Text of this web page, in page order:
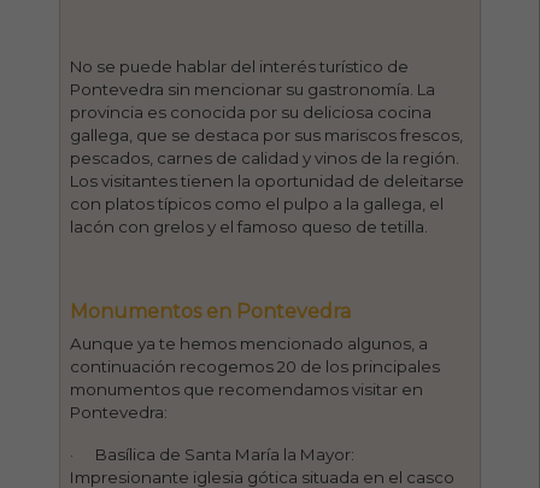
No se puede hablar del interés turístico de
Pontevedra sin mencionar su gastronomía. La
provincia es conocida por su deliciosa cocina
gallega, que se destaca por sus mariscos frescos,
pescados, carnes de calidad y vinos de la región.
Los visitantes tienen la oportunidad de deleitarse
con platos típicos como el pulpo a la gallega, el
lacón con grelos y el famoso queso de tetilla.
Monumentos en Pontevedra
Aunque ya te hemos mencionado algunos, a
continuación recogemos 20 de los principales
monumentos que recomendamos visitar en
Pontevedra:
· Basílica de Santa María la Mayor:
Impresionante iglesia gótica situada en el casco